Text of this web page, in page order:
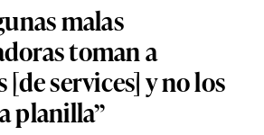
malas
toman a
services] y no los
planilla”